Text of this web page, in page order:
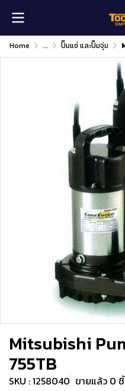
Home ... ปั๊มแช่ และปั๊มจุ่ม
Mitsubishi
755TB
SKU : 1258040 ขายแล้ว 0